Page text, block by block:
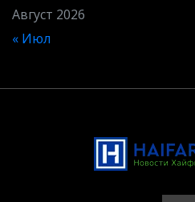
Август 2026
« Июл